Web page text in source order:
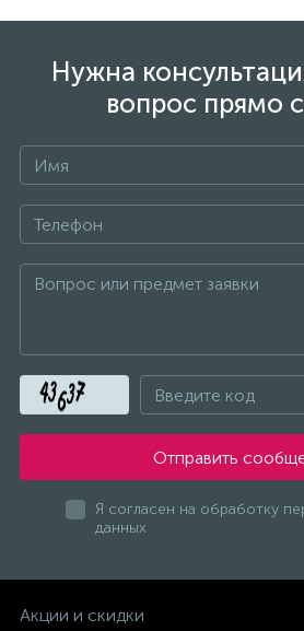
Нужна
вопрос прямо
Отправить
Я согласен на обработку
данных
Акции и скидки
Кнопки
ЛЕПСЕ
МАКИТА
Мойки
Мойки Внештехконтракт